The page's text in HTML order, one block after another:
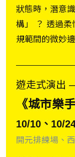
狀態時，潛意
構」 ？ 透過柔
規範間的微妙
遊走式演出
《城市樂
10/10、10/
開元排練場、